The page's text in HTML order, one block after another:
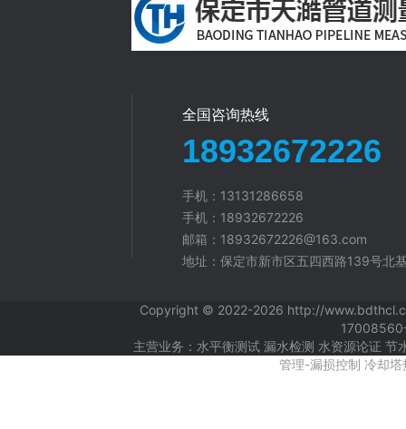
全国咨询热线
18932672226
手机：13131286658
手机：18932672226
邮箱：18932672226@163.com
地址：保定市新市区五四西路139号北
Copyright © 2022-2026 http://
17008560
主营业务：水平衡测试 漏水检测 水资源论证
管理-漏损控制 冷却